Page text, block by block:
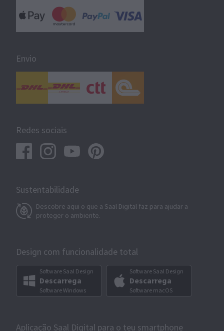
Envio
Redes sociais
Sustentabilidade
Descobre aqui o que a Saal Digital faz para ajudar a
proteger o ambiente.
Design com funcionalidade total
Software Saal Design
Descarrega
Software Windows
Software Saal Design
Descarrega
Software macOS
Aplicação Saal Digital para o teu smartphone